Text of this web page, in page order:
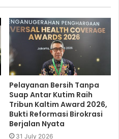
Pelayanan Bersih Tanpa
Suap Antar Kutim Raih
Tribun Kaltim Award 2026,
Bukti Reformasi Birokrasi
Berjalan Nyata
31 July 2026